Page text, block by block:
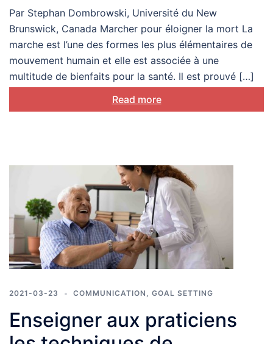
concernant la marche
après un accident
vasculaire cérébral
Par Stephan Dombrowski, Université du New
Brunswick, Canada Marcher pour éloigner la mort La
marche est l’une des formes les plus élémentaires de
mouvement humain et elle est associée à une
multitude de bienfaits pour la santé. Il est prouvé […]
Read more
2021-03-23 COMMUNICATION , GOAL SETTING
Enseigner aux praticiens